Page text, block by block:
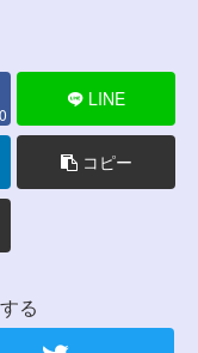
0
LINE
コピー
る